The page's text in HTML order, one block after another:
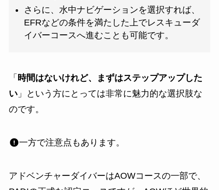
さらに、水中ナビゲーションを選択すれば、
EFRなどの条件を満たした上でレスキューダ
イバーコースへ進むことも可能です。
「 時間はないけれど、まずはステップアップした
い」という方にとっては非常に魅力的な選択肢な
のです。
一方で注意点もあります。
アドベンチャーダイバーはAOWコースの一部で、